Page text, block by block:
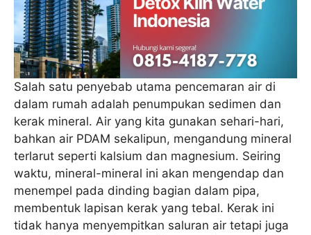
Salah satu penyebab utama pencemaran air di
dalam rumah adalah penumpukan sedimen dan
kerak mineral. Air yang kita gunakan sehari-hari,
bahkan air PDAM sekalipun, mengandung mineral
terlarut seperti kalsium dan magnesium. Seiring
waktu, mineral-mineral ini akan mengendap dan
menempel pada dinding bagian dalam pipa,
membentuk lapisan kerak yang tebal. Kerak ini
tidak hanya menyempitkan saluran air tetapi juga